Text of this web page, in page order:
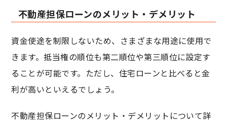
不動産担保ローンのメリット・デメリット
資金使途を制限しないため、さまざまな用途に使用で
きます。抵当権の順位も第二順位や第三順位に設定す
ることが可能です。ただし、住宅ローンと比べると金
利が高いといえるでしょう。
不動産担保ローンのメリット・デメリットについて詳